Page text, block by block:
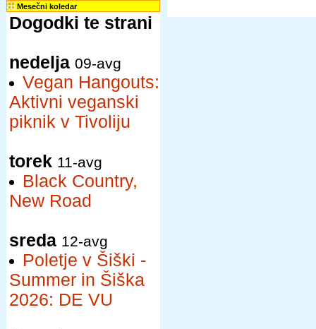
Mesečni koledar
Dogodki te strani
nedelja 09-avg
Vegan Hangouts:
Aktivni veganski
piknik v Tivoliju
torek 11-avg
Black Country,
New Road
sreda 12-avg
Poletje v Šiški -
Summer in Šiška
2026: DE VU